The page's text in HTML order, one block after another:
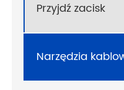
Przyjdź zacisk
Narzędzia